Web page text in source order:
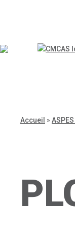
Accueil »